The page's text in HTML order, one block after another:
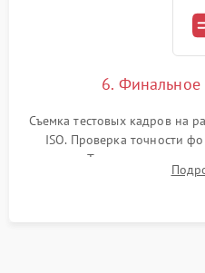
6. Финальное
Съемка тестовых кадров на
ISO. Проверка точности
мишени. Тест записи на
вспышки, микрофона и